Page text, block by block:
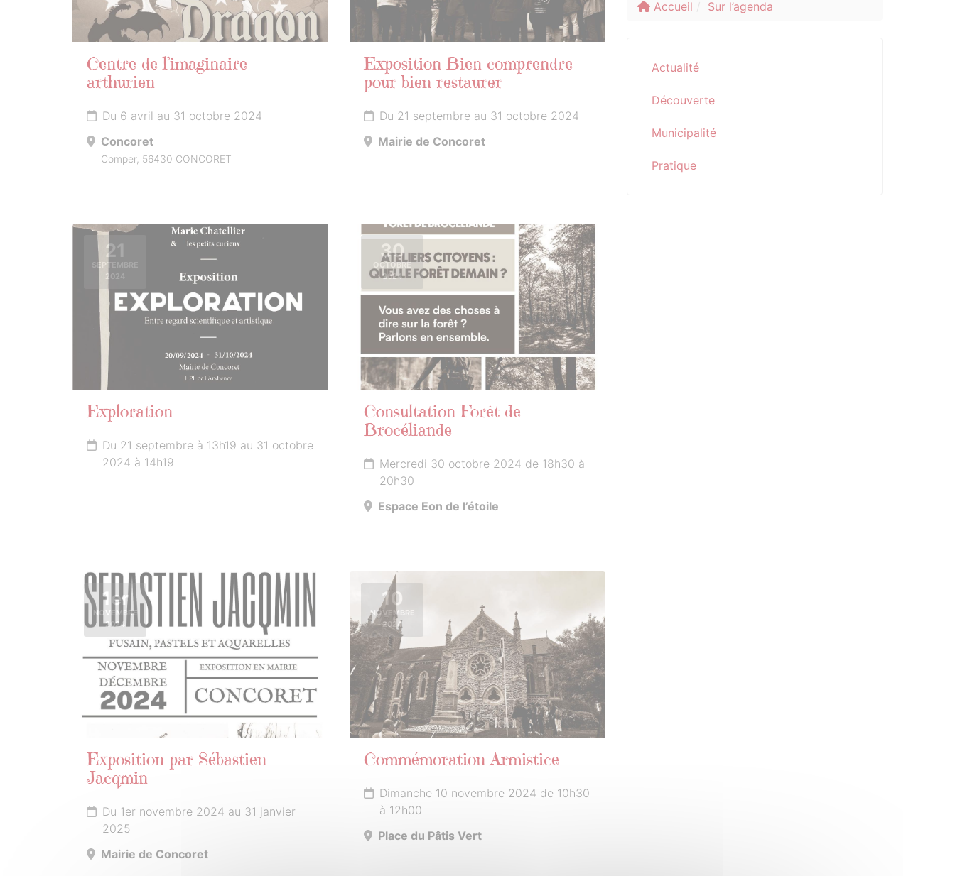
Centre de l’imaginaire
arthurien
Du 6 avril au 31 octobre 2024
Concoret
Comper, 56430 CONCORET
Exposition Bien comprendre
pour bien restaurer
Du 21 septembre au 31 octobre 2024
Mairie de Concoret
21
SEPTEMBRE
2024
Exploration
Du 21 septembre à 13h19 au 31 octobre
2024 à 14h19
30
OCTOBRE
2024
Consultation Forêt de
Brocéliande
Mercredi 30 octobre 2024 de 18h30 à
20h30
Espace Eon de l’étoile
1er
NOVEMBRE
2024
Exposition par Sébastien
Jacqmin
Du 1er novembre 2024 au 31 janvier
2025
Mairie de Concoret
10
NOVEMBRE
2024
Commémoration Armistice
Dimanche 10 novembre 2024 de 10h30
à 12h00
Place du Pâtis Vert
Accueil Sur l’agenda
Actualité
Découverte
Municipalité
Pratique